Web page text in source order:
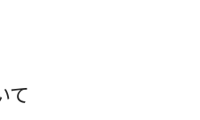
て